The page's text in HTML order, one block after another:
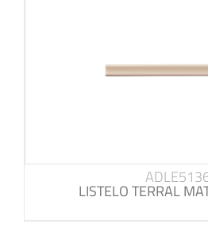
LISTELO TERRAL